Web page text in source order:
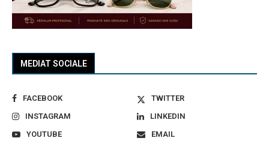
MEDIAT SOCIALE
FACEBOOK
TWITTER
INSTAGRAM
LINKEDIN
YOUTUBE
EMAIL